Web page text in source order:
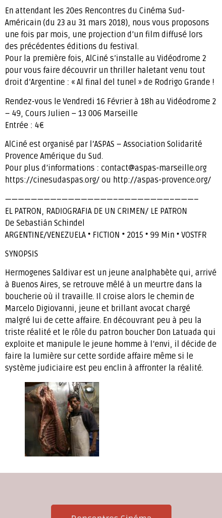
En attendant les 20es Rencontres du Cinéma Sud-
Américain (du 23 au 31 mars 2018), nous vous proposons
une fois par mois, une projection d’un film diffusé lors
des précédentes éditions du festival.
Pour la première fois, AlCiné s’installe au Vidéodrome 2
pour vous faire découvrir un thriller haletant venu tout
droit d’Argentine : « Al final del tunel » de Rodrigo Grande !
Rendez-vous le Vendredi 16 Février à 18h au Vidéodrome 2
– 49, Cours Julien – 13 006 Marseille
Entrée : 4€
AlCiné est organisé par l’ASPAS – Association Solidarité
Provence Amérique du Sud.
Pour plus d’informations : contact@aspas-marseille.org
https://cinesudaspas.org/ ou http://aspas-provence.org/
————————–————————–————————–———–
EL PATRON, RADIOGRAFIA DE UN CRIMEN/ LE PATRON
De Sebastián Schindel
ARGENTINE/VENEZUELA • FICTION • 2015 • 99 Min • VOSTFR
SYNOPSIS
Hermogenes Saldivar est un jeune analphabète qui, arrivé
à Buenos Aires, se retrouve mêlé à un meurtre dans la
boucherie où il travaille. Il croise alors le chemin de
Marcelo Digiovanni, jeune et brillant avocat chargé
malgré lui de cette affaire. En découvrant peu à peu la
triste réalité et le rôle du patron boucher Don Latuada qui
exploite et manipule le jeune homme à l’envi, il décide de
faire la lumière sur cette sordide affaire même si le
système judiciaire est peu enclin à affronter la réalité.